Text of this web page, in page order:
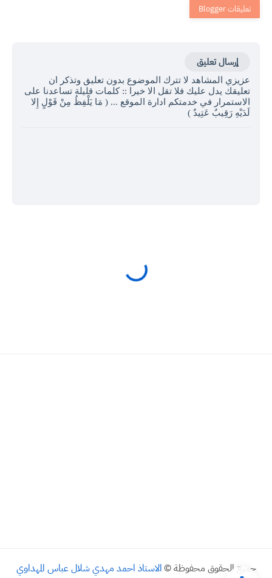
إرسال تعليق
عزيزي المشاهد لا تترك الموضوع بدون تعليق وتذكر ان
تعليقك يدل عليك فلا تقل الا خيرا :: كلمات قليلة تساعدنا على
الاستمرار في خدمتكم ادارة الموقع ... ( مَا يَلْفِظُ مِنْ قَوْلٍ إِلا
لَدَيْهِ رَقِيبٌ عَتِيدٌ )
جميع الحقوق محفوظة © الاستاذ احمد مهدي شلال عباس المهداوي